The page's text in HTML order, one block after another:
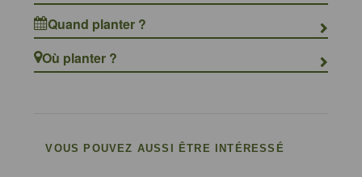
Quand planter ?
Où planter ?
VOUS POUVEZ AUSSI ÊTRE INTÉRESSÉ